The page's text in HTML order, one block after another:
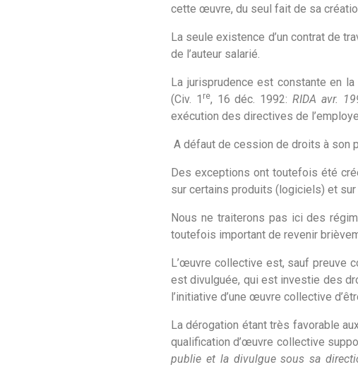
cette œuvre, du seul fait de sa
La seule existence d’un contrat de
de l’auteur salarié.
La jurisprudence est constante en
(Civ. 1 re, 16 déc. 1992: RIDA avr.
exécution des directives de
A défaut de cession de droits à son
Des exceptions ont toutefois été
sur certains produits (logiciels) et
Nous ne traiterons pas ici des
toutefois important de revenir
L’œuvre collective est, sauf preuve
est divulguée, qui est investie des
l’initiative d’une œuvre collective
La dérogation étant très favorable
qualification d’œuvre collective
publie et la divulgue sous sa